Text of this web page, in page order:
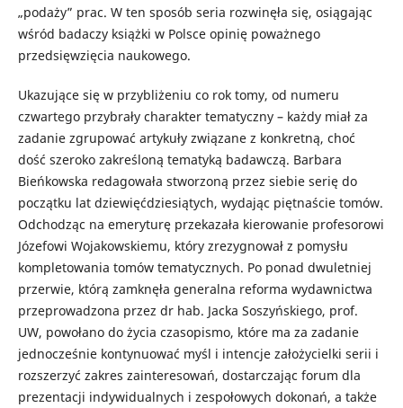
„podaży” prac. W ten sposób seria rozwinęła się, osiągając
wśród badaczy książki w Polsce opinię poważnego
przedsięwzięcia naukowego.
Ukazujące się w przybliżeniu co rok tomy, od numeru
czwartego przybrały charakter tematyczny – każdy miał za
zadanie zgrupować artykuły związane z konkretną, choć
dość szeroko zakreśloną tematyką badawczą. Barbara
Bieńkowska redagowała stworzoną przez siebie serię do
początku lat dziewięćdziesiątych, wydając piętnaście tomów.
Odchodząc na emeryturę przekazała kierowanie profesorowi
Józefowi Wojakowskiemu, który zrezygnował z pomysłu
kompletowania tomów tematycznych. Po ponad dwuletniej
przerwie, którą zamknęła generalna reforma wydawnictwa
przeprowadzona przez dr hab. Jacka Soszyńskiego, prof.
UW, powołano do życia czasopismo, które ma za zadanie
jednocześnie kontynuować myśl i intencje założycielki serii i
rozszerzyć zakres zainteresowań, dostarczając forum dla
prezentacji indywidualnych i zespołowych dokonań, a także